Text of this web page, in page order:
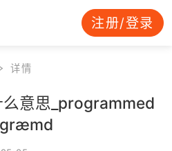
注册/登录
详情
意思_programmed